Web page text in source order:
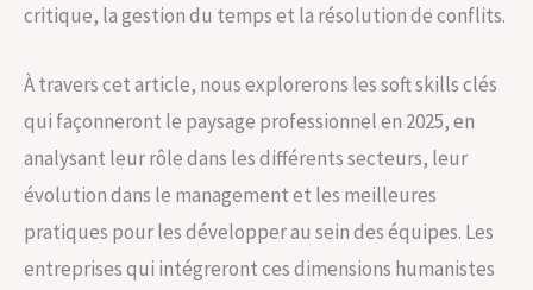
critique, la gestion du temps et la résolution de conflits.
À travers cet article, nous explorerons les soft skills clés
qui façonneront le paysage professionnel en 2025, en
analysant leur rôle dans les différents secteurs, leur
évolution dans le management et les meilleures
pratiques pour les développer au sein des équipes. Les
entreprises qui intégreront ces dimensions humanistes